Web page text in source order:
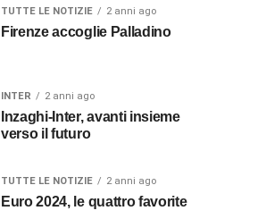
TUTTE LE NOTIZIE 2 anni ago
Firenze accoglie Palladino
INTER 2 anni ago
Inzaghi-Inter, avanti insieme
verso il futuro
TUTTE LE NOTIZIE 2 anni ago
Euro 2024, le quattro favorite